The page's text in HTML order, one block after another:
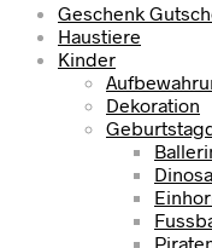
Geschenk
Haustiere
Kinder
Dekoration